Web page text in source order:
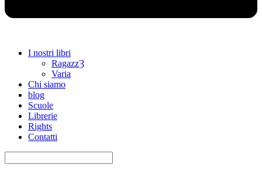
I nostri libri
RagazzȜ
Varia
Chi siamo
blog
Scuole
Librerie
Rights
Contatti